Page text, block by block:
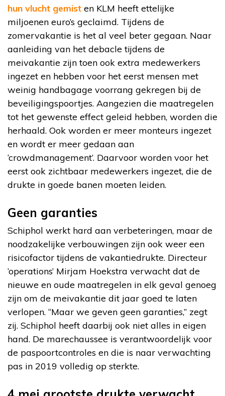
hun vlucht gemist en KLM heeft ettelijke
miljoenen euro’s geclaimd. Tijdens de
zomervakantie is het al veel beter gegaan. Naar
aanleiding van het debacle tijdens de
meivakantie zijn toen ook extra medewerkers
ingezet en hebben voor het eerst mensen met
weinig handbagage voorrang gekregen bij de
beveiligingspoortjes. Aangezien die maatregelen
tot het gewenste effect geleid hebben, worden die
herhaald. Ook worden er meer monteurs ingezet
en wordt er meer gedaan aan
‘crowdmanagement’. Daarvoor worden voor het
eerst ook zichtbaar medewerkers ingezet, die de
drukte in goede banen moeten leiden.
Geen garanties
Schiphol werkt hard aan verbeteringen, maar de
noodzakelijke verbouwingen zijn ook weer een
risicofactor tijdens de vakantiedrukte. Directeur
‘operations’ Mirjam Hoekstra verwacht dat de
nieuwe en oude maatregelen in elk geval genoeg
zijn om de meivakantie dit jaar goed te laten
verlopen. “Maar we geven geen garanties,” zegt
zij. Schiphol heeft daarbij ook niet alles in eigen
hand. De marechaussee is verantwoordelijk voor
de paspoortcontroles en die is naar verwachting
pas in 2019 volledig op sterkte.